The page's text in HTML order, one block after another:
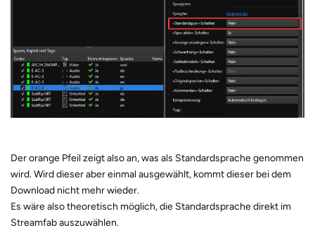
Der orange Pfeil zeigt also an, was als Standardsprache genommen
wird. Wird dieser aber einmal ausgewählt, kommt dieser bei dem
Download nicht mehr wieder.
Es wäre also theoretisch möglich, die Standardsprache direkt im
Streamfab auszuwählen.